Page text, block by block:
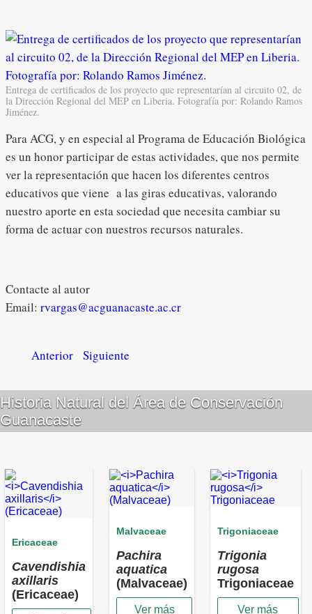
Entrega de certificados de los proyecto que representarían al circuito 02, de
la Dirección Regional del MEP en Liberia. Fotografía por: Rolando Ramos
Jiménez.
Para ACG, y en especial al Programa de Educación Biológica
es un honor participar de estas actividades, que nos permite
ver la representación que hacen los diferentes centros
educativos que viene a las giras educativas, valorando
nuestro aporte en esta sociedad que necesita cambiar su
forma de actuar con nuestros recursos naturales.
Contacte al autor
Email: rvargas@acguanacaste.ac.cr
Anterior Siguiente
Historia Natural del Área de Conservación
Guanacaste
Ericaceae
Cavendishia
axillaris
(Ericaceae)
Malvaceae
Pachira
aquatica
(Malvaceae)
Ver más
Trigoniaceae
Trigonia
rugosa
Trigoniaceae
Ver más